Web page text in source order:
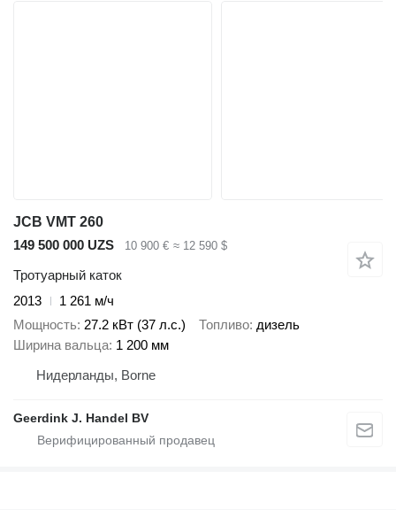
JCB VMT 260
149 500 000 UZS
10 900 € ≈ 12 590 $
Тротуарный каток
2013
1 261 м/ч
Мощность 27.2 кВт (37 л.с.) Топливо дизель
Ширина вальца 1 200 мм
Нидерланды, Borne
Geerdink J. Handel BV